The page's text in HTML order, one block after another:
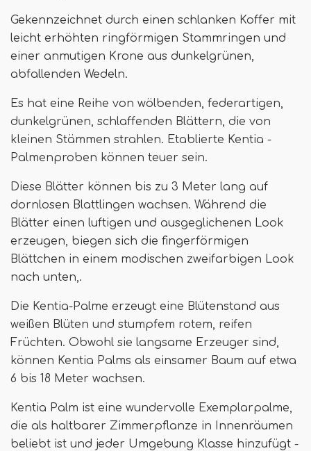
Gekennzeichnet durch einen schlanken Koffer mit
leicht erhöhten ringförmigen Stammringen und
einer anmutigen Krone aus dunkelgrünen,
abfallenden Wedeln.
Es hat eine Reihe von wölbenden, federartigen,
dunkelgrünen, schlaffenden Blättern, die von
kleinen Stämmen strahlen. Etablierte Kentia -
Palmenproben können teuer sein.
Diese Blätter können bis zu 3 Meter lang auf
dornlosen Blattlingen wachsen. Während die
Blätter einen luftigen und ausgeglichenen Look
erzeugen, biegen sich die fingerförmigen
Blättchen in einem modischen zweifarbigen Look
nach unten,.
Die Kentia-Palme erzeugt eine Blütenstand aus
weißen Blüten und stumpfem rotem, reifen
Früchten. Obwohl sie langsame Erzeuger sind,
können Kentia Palms als einsamer Baum auf etwa
6 bis 18 Meter wachsen.
Kentia Palm ist eine wundervolle Exemplarpalme,
die als haltbarer Zimmerpflanze in Innenräumen
beliebt ist und jeder Umgebung Klasse hinzufügt -